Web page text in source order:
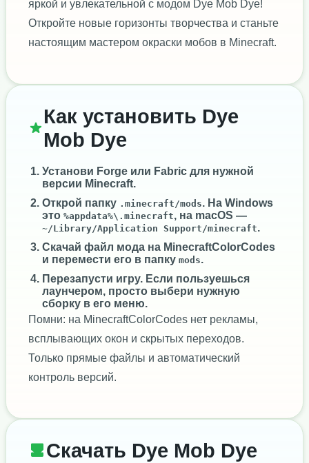
яркой и увлекательной с модом Dye Mob Dye!
Откройте новые горизонты творчества и станьте
настоящим мастером окраски мобов в Minecraft.
Как установить Dye
Mob Dye
Установи Forge или Fabric для нужной
версии Minecraft.
Открой папку .minecraft/mods. На Windows
это %appdata%\.minecraft, на macOS —
~/Library/Application Support/minecraft.
Скачай файл мода на MinecraftColorCodes
и перемести его в папку mods.
Перезапусти игру. Если пользуешься
лаунчером, просто выбери нужную
сборку в его меню.
Помни: на MinecraftColorCodes нет рекламы,
всплывающих окон и скрытых переходов.
Только прямые файлы и автоматический
контроль версий.
Скачать Dye Mob Dye